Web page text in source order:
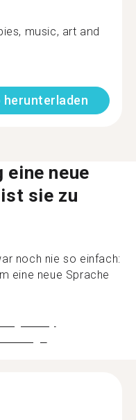
music, art and
herunterladen
eine neue
sie zu
noch nie so einfach:
eine neue Sprache